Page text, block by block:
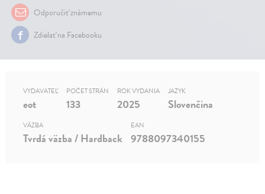
Odporučiť známemu
Zdielať na Facebooku
VYDAVATEĽ
eot
POČET STRÁN
133
ROK VYDANIA
2025
JAZYK
Slovenčina
VÄZBA
Tvrdá väzba / Hardback
EAN
9788097340155